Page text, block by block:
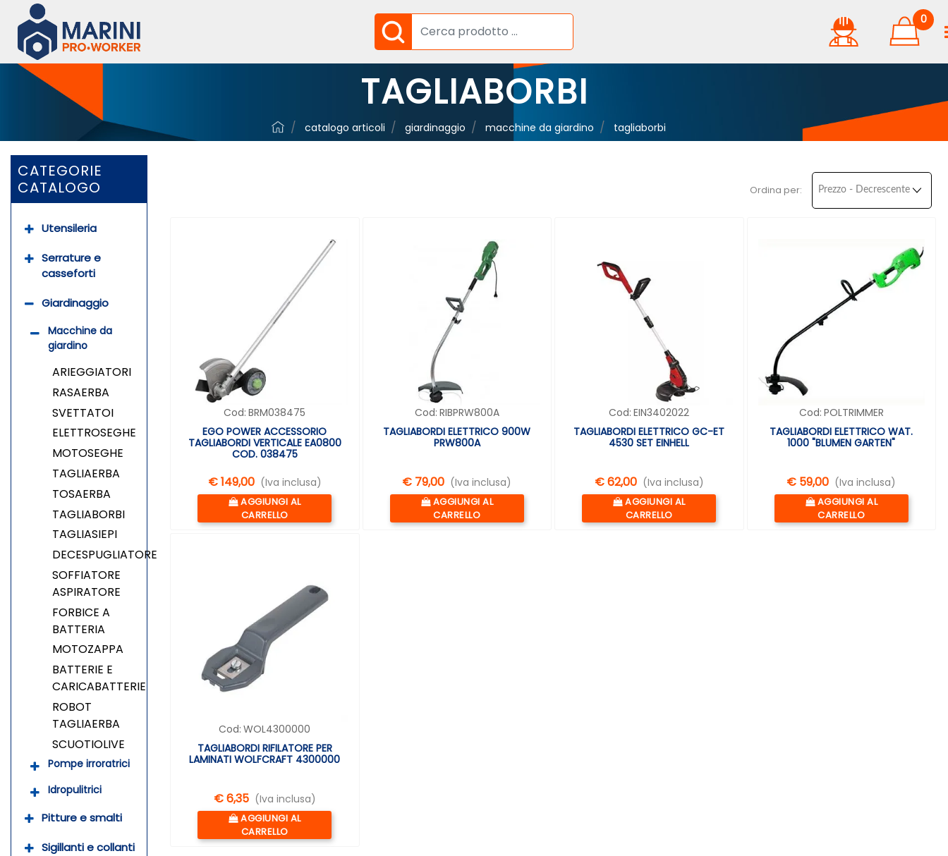
0
TAGLIABORBI
catalogo articoli giardinaggio macchine da giardino tagliaborbi
CATEGORIE
CATALOGO
Utensileria
Serrature e
casseforti
Giardinaggio
Macchine da
giardino
ARIEGGIATORI
RASAERBA
SVETTATOI
ELETTROSEGHE
MOTOSEGHE
TAGLIAERBA
TOSAERBA
TAGLIABORBI
TAGLIASIEPI
DECESPUGLIATORE
SOFFIATORE
ASPIRATORE
FORBICE A
BATTERIA
MOTOZAPPA
BATTERIE E
CARICABATTERIE
ROBOT
TAGLIAERBA
SCUOTIOLIVE
Pompe irroratrici
Idropulitrici
Pitture e smalti
Sigillanti e collanti
Ordina per:
Cod: BRM038475
EGO POWER ACCESSORIO
TAGLIABORDI VERTICALE EA0800
COD. 038475
€ 149,00 (Iva inclusa)
Quantità
AGGIUNGI AL
CARRELLO
Cod: RIBPRW800A
TAGLIABORDI ELETTRICO 900W
PRW800A
€ 79,00 (Iva inclusa)
Quantità
AGGIUNGI AL
CARRELLO
Cod: EIN3402022
TAGLIABORDI ELETTRICO GC-ET
4530 SET EINHELL
€ 62,00 (Iva inclusa)
Quantità
AGGIUNGI AL
CARRELLO
Cod: POLTRIMMER
TAGLIABORDI ELETTRICO WAT.
1000 "BLUMEN GARTEN"
€ 59,00 (Iva inclusa)
Quantità
AGGIUNGI AL
CARRELLO
Cod: WOL4300000
TAGLIABORDI RIFILATORE PER
LAMINATI WOLFCRAFT 4300000
€ 6,35 (Iva inclusa)
Quantità
AGGIUNGI AL
CARRELLO